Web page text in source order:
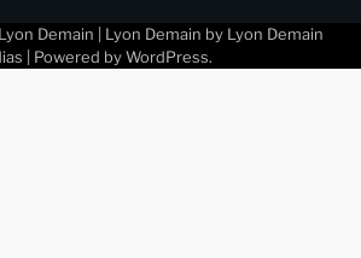
Lyon Demain | Lyon Demain by Lyon Demain
| Powered by WordPress.